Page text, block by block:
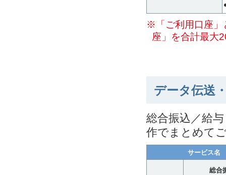
※「ご利用口座」
座」を合計最大
データ伝送
総合振込／給
作でまとめて
サービス名
総合